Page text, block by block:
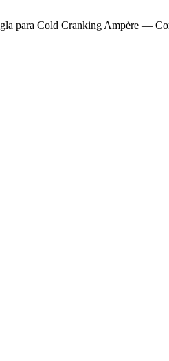
para Cold Cranking Ampère —